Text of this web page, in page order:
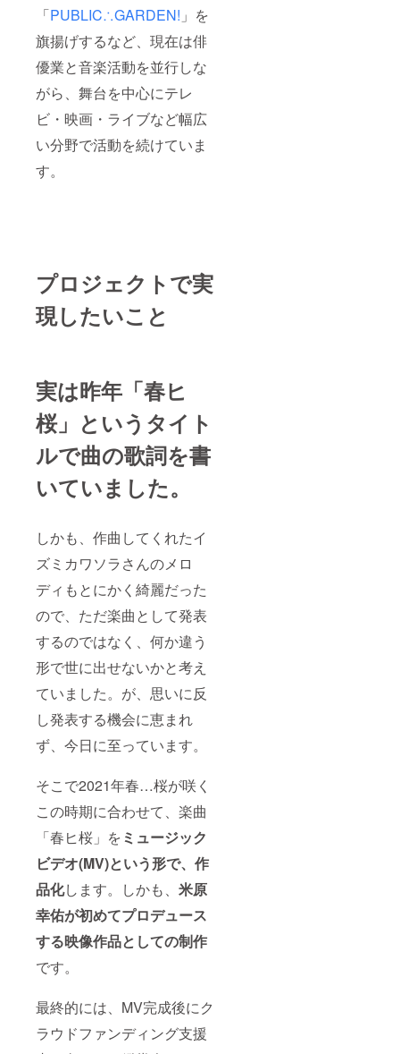
「PUBLIC∴GARDEN! 」を
旗揚げするなど、現在は俳
優業と音楽活動を並行しな
がら、舞台を中心にテレ
ビ・映画・ライブなど幅広
い分野で活動を続けていま
す。
プロジェクトで実
現したいこと
実は昨年「春ヒ
桜」というタイト
ルで曲の歌詞を書
いていました。
しかも、作曲してくれたイ
ズミカワソラさんのメロ
ディもとにかく綺麗だった
ので、ただ楽曲として発表
するのではなく、何か違う
形で世に出せないかと考え
ていました。が、思いに反
し発表する機会に恵まれ
ず、今日に至っています。
そこで2021年春…桜が咲く
この時期に合わせて、楽曲
「春ヒ桜」をミュージック
ビデオ(MV)という形で、作
品化します。しかも、 米原
幸佑が初めてプロデュース
する映像作品としての制作
です。
最終的には、MV完成後にク
ラウドファンディング支援